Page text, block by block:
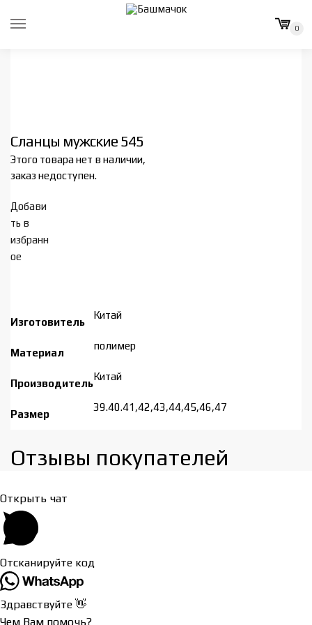
0
Сланцы мужские 545
Этого товара нет в наличии,
заказ недоступен.
Добави
ть в
избранн
ое
Изготовитель
Китай
Материал
полимер
Производитель
Китай
Размер
39.40.41,42,43,44,45,46,47
Отзывы покупателей​
Открыть чат
Отсканируйте код
Здравствуйте 👋
Чем Вам помочь?